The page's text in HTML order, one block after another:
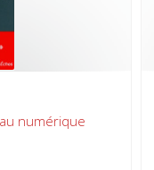
numérique